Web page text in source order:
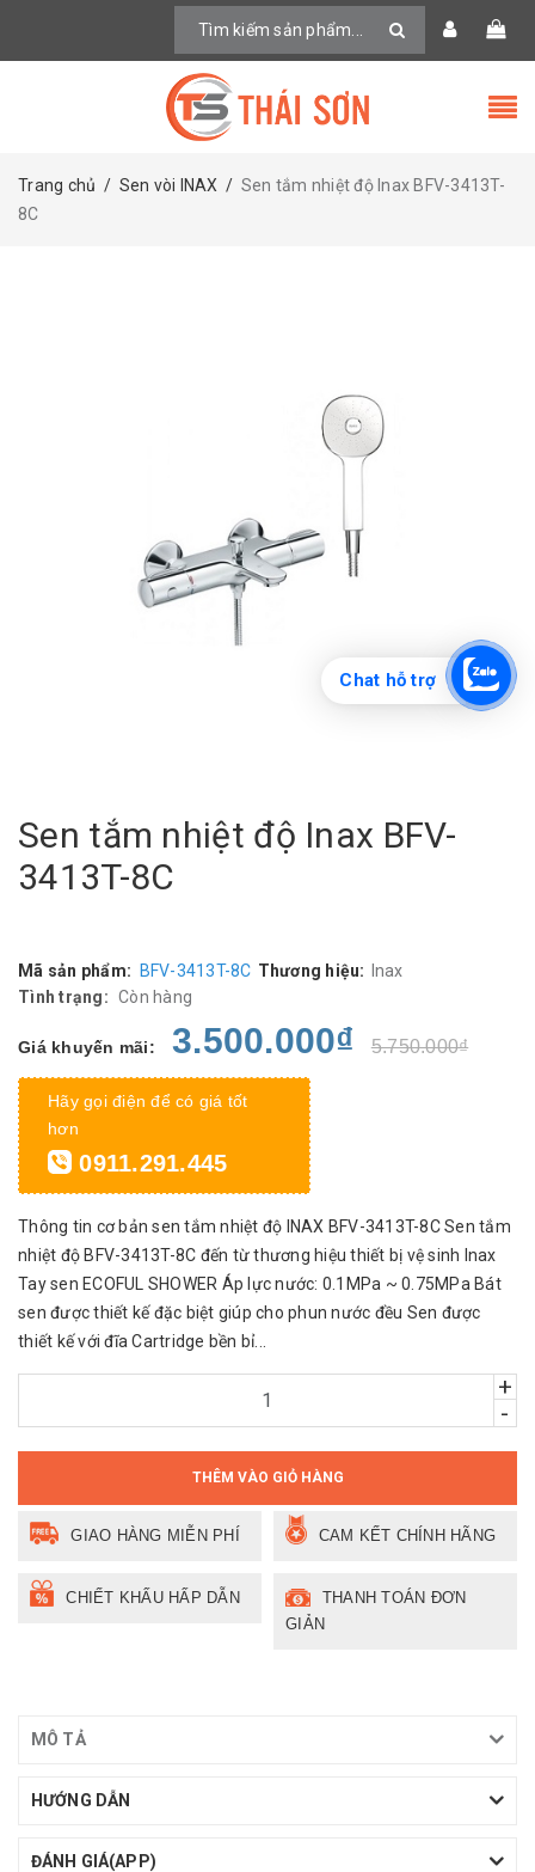
Trang chủ / Sen vòi INAX / Sen tắm nhiệt độ Inax BFV-3413T-
8C
Sen tắm nhiệt độ Inax BFV-
3413T-8C
Mã sản phẩm: BFV-3413T-8C Thương hiệu:
Inax
Tình trạng: Còn hàng
Giá khuyến mãi: 3.500.000₫ 5.750.000₫
Hãy gọi điện để có giá tốt
hơn
0911.291.445
Thông tin cơ bản sen tắm nhiệt độ INAX BFV-3413T-8C Sen tắm
nhiệt độ BFV-3413T-8C đến từ thương hiệu thiết bị vệ sinh Inax
Tay sen ECOFUL SHOWER Áp lực nước: 0.1MPa ~ 0.75MPa Bát
sen được thiết kế đặc biệt giúp cho phun nước đều Sen được
thiết kế với đĩa Cartridge bền bỉ...
+
-
THÊM VÀO GIỎ HÀNG
GIAO HÀNG MIỄN PHÍ CAM KẾT CHÍNH HÃNG
CHIẾT KHẤU HẤP DẪN
THANH TOÁN ĐƠN
GIẢN
MÔ TẢ
HƯỚNG DẪN
ĐÁNH GIÁ(APP)
Chat hỗ trợ